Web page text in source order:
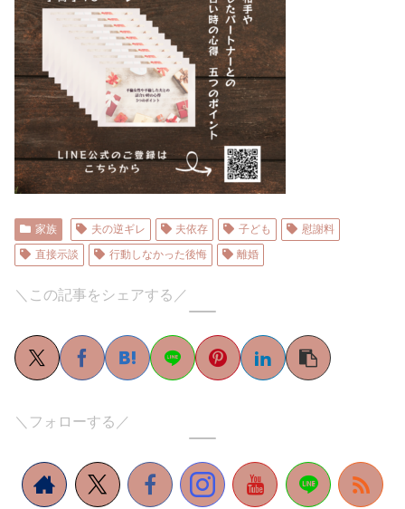
家族 夫の逆ギレ 夫依存 子ども
慰謝料
直接示談
行動しなかった後悔 離婚
＼この記事をシェアする／
＼フォローする／